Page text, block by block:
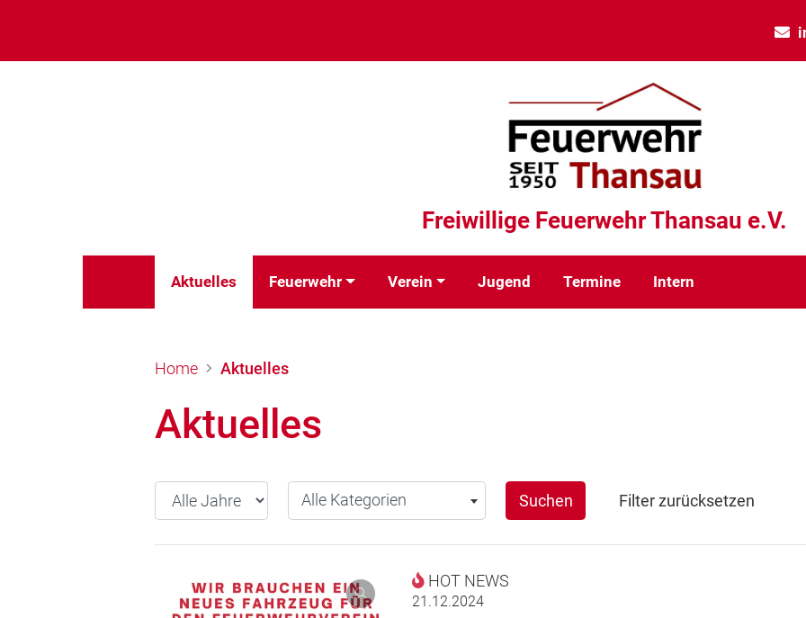
Freiwillige Feuerwehr Thansau e.V.
Aktuelles Feuerwehr Verein Jugend Termine Intern
Home Aktuelles
Aktuelles
Alle Jahre Alle Kategorien
Alle Kategorien Suchen Filter zurücksetzen
HOT NEWS
21.12.2024